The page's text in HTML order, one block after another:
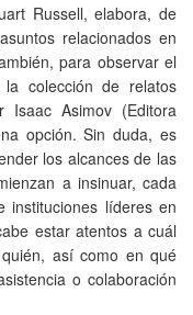
Russell, elabora, de
relacionados en
para observar el
colección de relatos
Isaac Asimov (Editora
opción. Sin duda, es
los alcances de las
a insinuar, cada
instituciones líderes en
estar atentos a cuál
así como en qué
o colaboración